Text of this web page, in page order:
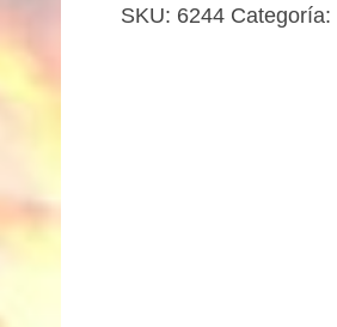
SKU: 6244 Categoría: